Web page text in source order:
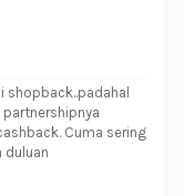
shopback..padahal
Cuma sering
duluan